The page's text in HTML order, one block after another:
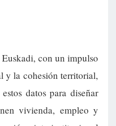
con un impulso
y la cohesión territorial,
datos para diseñar
vivienda, empleo y